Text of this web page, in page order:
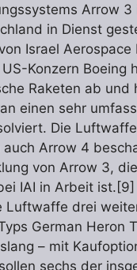
Arrow 3
in Dienst
Israel Aerospace
Konzern Boeing
Raketen ab und
einen sehr
Die
auch Arrow 4
von Arrow 3, die
IAI in Arbeit
Luftwaffe drei
German Heron
– mit
sechs der